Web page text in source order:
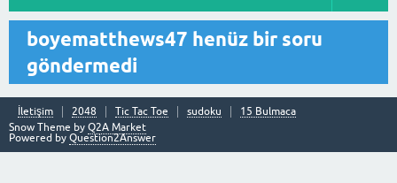
boyematthews47 henüz bir soru
göndermedi
İletişim 2048 Tic Tac Toe sudoku
15 Bulmaca
Snow Theme by Q2A Market
Powered by Question2Answer